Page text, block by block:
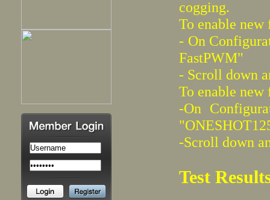
cogging.
To enable
- On
FastPWM"
- Scroll down
To enable
-On
-Scroll down
Test